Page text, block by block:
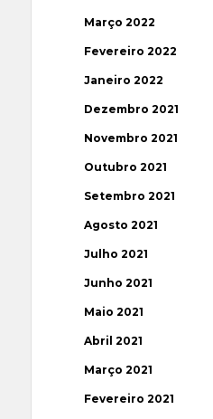
Março 2022
Fevereiro 2022
Janeiro 2022
Dezembro 2021
Novembro 2021
Outubro 2021
Setembro 2021
Agosto 2021
Julho 2021
Junho 2021
Maio 2021
Abril 2021
Março 2021
Fevereiro 2021